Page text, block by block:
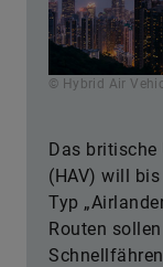
© Hybrid Air
Das britische
(HAV) will
Typ
Routen